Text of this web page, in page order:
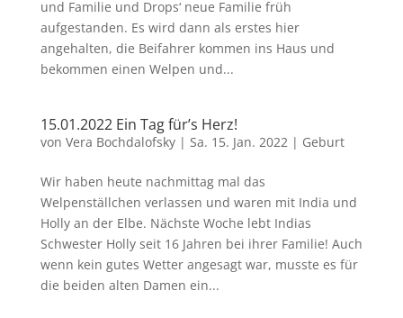
und Familie und Drops‘ neue Familie früh
aufgestanden. Es wird dann als erstes hier
angehalten, die Beifahrer kommen ins Haus und
bekommen einen Welpen und...
15.01.2022 Ein Tag für’s Herz!
von Vera Bochdalofsky| Sa. 15. Jan. 2022| Geburt
Wir haben heute nachmittag mal das
Welpenställchen verlassen und waren mit India und
Holly an der Elbe. Nächste Woche lebt Indias
Schwester Holly seit 16 Jahren bei ihrer Familie! Auch
wenn kein gutes Wetter angesagt war, musste es für
die beiden alten Damen ein...